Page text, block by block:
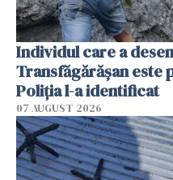
Individul care a
Transfăgărășan este
Poliția l-a identificat
07 AUGUST 2026